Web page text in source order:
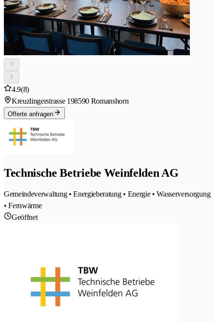
4.9(8)
Kreuzlingerstrasse 198590 Romanshorn
Offerte anfragen
Technische Betriebe Weinfelden AG
Gemeindeverwaltung • Energieberatung • Energie • Wasserversorgung
• Fernwärme
Geöffnet